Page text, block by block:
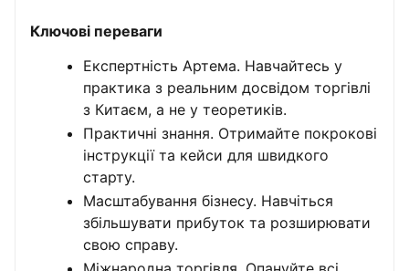
Ключові переваги
Експертність Артема. Навчайтесь у
практика з реальним досвідом торгівлі
з Китаєм, а не у теоретиків.
Практичні знання. Отримайте покрокові
інструкції та кейси для швидкого
старту.
Масштабування бізнесу. Навчіться
збільшувати прибуток та розширювати
свою справу.